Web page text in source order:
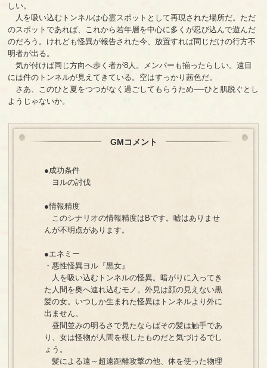
しい。
人を吸い込むトンネルは心霊スポットとして再現された場所だ。ただ
のスポットであれば、これから若年層を中心に多くが忍び込んで遊んだ
のだろう。けれども怪異が報告された今、放置すれば同じだけの行方不
明者が出る。
気が付けば同じ方向へ歩く者が8人。メンバーも揃ったらしい。遠目
には件のトンネルが見えてきている。空はすっかり茜色だ。
さあ、このひと夏をつつがなく過ごしてもらうため──ひと肌脱ぐとし
ようじゃないか。
GMコメント
●成功条件
ヨルの討伐
●情報精度
このシナリオの情報精度はBです。嘘はありませ
んが不明点があります。
●エネミー
・悪性怪異ヨル『黒女』
人を吸い込むトンネルの怪異。暗がりに入ってき
た人間を奥へ連れ込むモノ。外見は顔の見えない黒
髪の女。いつしか生まれた怪異はトンネルより外に
出ません。
昼間並みの明るさで見たならばその髪は触手であ
り、女は怪物が人間を模したものだと気づけるでし
ょう。
髪による遠～超遠距離攻撃の他、体を使った物理